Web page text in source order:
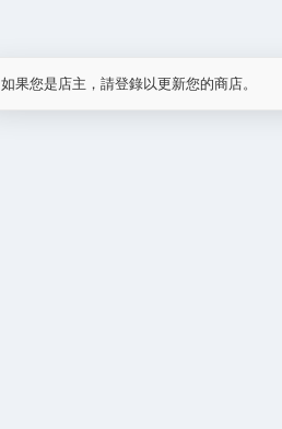
如果您是店主，請登錄以更新您的商店。